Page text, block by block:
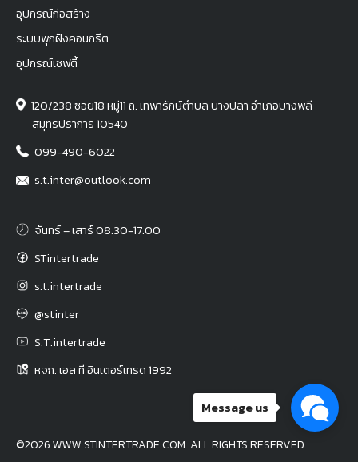
อุปกรณ์ก่อสร้าง
ระบบพุกฝังคอนกรีต
อุปกรณ์เซฟตี้
120/238 ซอย18 หมู่11 ถ. เทพารักษ์ตำบล บางปลา อำเภอบางพลี
สมุทรปราการ 10540
099-490-6022
s.t.inter@outlook.com
จันทร์ – เสาร์ 08.30-17.00
STintertrade
s.t.intertrade
@stinter
S.T.intertrade
หจก. เอส ที อินเตอร์เทรด 1992
©2026 WWW.STINTERTRADE.COM. ALL RIGHTS RESERVED.
Message us